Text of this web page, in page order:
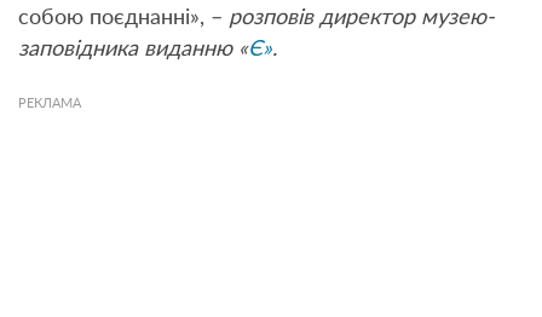
собою поєднанні», – розповів директор музею-
заповідника виданню «Є».
РЕКЛАМА